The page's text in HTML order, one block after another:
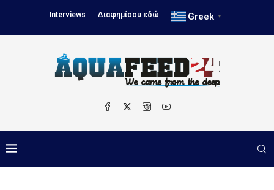
Interviews Διαφημίσου εδώ Greek ▼